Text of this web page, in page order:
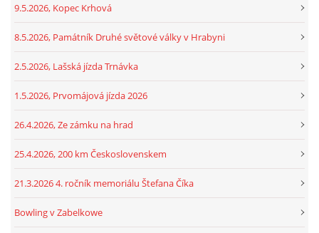
9.5.2026, Kopec Krhová
8.5.2026, Památník Druhé světové války v Hrabyni
2.5.2026, Lašská jízda Trnávka
1.5.2026, Prvomájová jízda 2026
26.4.2026, Ze zámku na hrad
25.4.2026, 200 km Československem
21.3.2026 4. ročník memoriálu Štefana Číka
Bowling v Zabelkowe